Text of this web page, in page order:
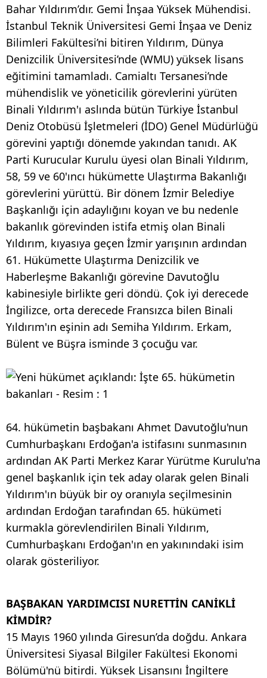
Bahar Yıldırım’dır. Gemi İnşaa Yüksek Mühendisi.
İstanbul Teknik Üniversitesi Gemi İnşaa ve Deniz
Bilimleri Fakültesi’ni bitiren Yıldırım, Dünya
Denizcilik Üniversitesi’nde (WMU) yüksek lisans
eğitimini tamamladı. Camialtı Tersanesi’nde
mühendislik ve yöneticilik görevlerini yürüten
Binali Yıldırım'ı aslında bütün Türkiye İstanbul
Deniz Otobüsü İşletmeleri (İDO) Genel Müdürlüğü
görevini yaptığı dönemde yakından tanıdı. AK
Parti Kurucular Kurulu üyesi olan Binali Yıldırım,
58, 59 ve 60'ıncı hükümette Ulaştırma Bakanlığı
görevlerini yürüttü. Bir dönem İzmir Belediye
Başkanlığı için adaylığını koyan ve bu nedenle
bakanlık görevinden istifa etmiş olan Binali
Yıldırım, kıyasıya geçen İzmir yarışının ardından
61. Hükümette Ulaştırma Denizcilik ve
Haberleşme Bakanlığı görevine Davutoğlu
kabinesiyle birlikte geri döndü. Çok iyi derecede
İngilizce, orta derecede Fransızca bilen Binali
Yıldırım'ın eşinin adı Semiha Yıldırım. Erkam,
Bülent ve Büşra isminde 3 çocuğu var.
64. hükümetin başbakanı Ahmet Davutoğlu'nun
Cumhurbaşkanı Erdoğan'a istifasını sunmasının
ardından AK Parti Merkez Karar Yürütme Kurulu'na
genel başkanlık için tek aday olarak gelen Binali
Yıldırım'ın büyük bir oy oranıyla seçilmesinin
ardından Erdoğan tarafından 65. hükümeti
kurmakla görevlendirilen Binali Yıldırım,
Cumhurbaşkanı Erdoğan'ın en yakınındaki isim
olarak gösteriliyor.
BAŞBAKAN YARDIMCISI NURETTİN CANİKLİ
KİMDİR?
15 Mayıs 1960 yılında Giresun’da doğdu. Ankara
Üniversitesi Siyasal Bilgiler Fakültesi Ekonomi
Bölümü'nü bitirdi. Yüksek Lisansını İngiltere